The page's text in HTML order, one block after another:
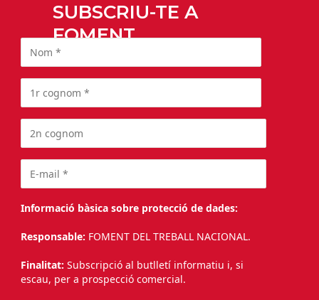
SUBSCRIU-TE A
FOMENT
Informació bàsica sobre protecció de dades:
Responsable: FOMENT DEL TREBALL NACIONAL.
Finalitat: Subscripció al butlletí informatiu i, si
escau, per a prospecció comercial.